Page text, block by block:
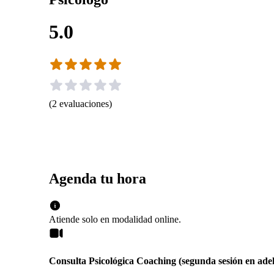
5.0
(2 evaluaciones)
Agenda tu hora
Atiende solo en modalidad online.
Consulta Psicológica Coaching (segunda sesión en